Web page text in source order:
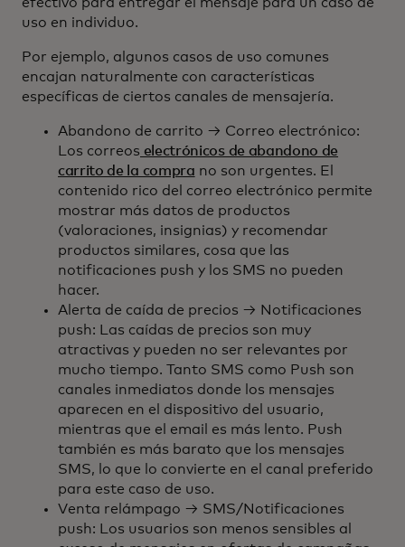
uso en individuo.
Por ejemplo, algunos casos de uso comunes
encajan naturalmente con características
específicas de ciertos canales de mensajería.
Abandono de carrito → Correo electrónico:
Los correos electrónicos de abandono de
carrito de la compra no son urgentes. El
contenido rico del correo electrónico permite
mostrar más datos de productos
(valoraciones, insignias) y recomendar
productos similares, cosa que las
notificaciones push y los SMS no pueden
hacer.
Alerta de caída de precios → Notificaciones
push: Las caídas de precios son muy
atractivas y pueden no ser relevantes por
mucho tiempo. Tanto SMS como Push son
canales inmediatos donde los mensajes
aparecen en el dispositivo del usuario,
mientras que el email es más lento. Push
también es más barato que los mensajes
SMS, lo que lo convierte en el canal preferido
para este caso de uso.
Venta relámpago → SMS/Notificaciones
push: Los usuarios son menos sensibles al